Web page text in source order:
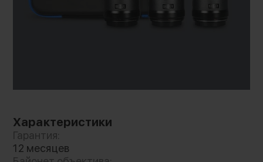
лепестков диафрагмы создают округлое
размытие. Минимальное дыхание фокуса и
Характеристики
Гарантия:
12 месяцев